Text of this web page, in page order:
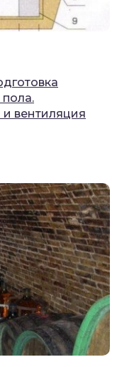
пола.
вентиляция